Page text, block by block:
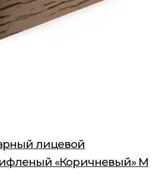
лицевой
«Коричневый» М